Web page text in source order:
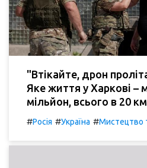
"Втікайте, дрон
Яке життя у Харкові –
мільйон, всього в 20 км
#Росія #Україна #Мистецтво